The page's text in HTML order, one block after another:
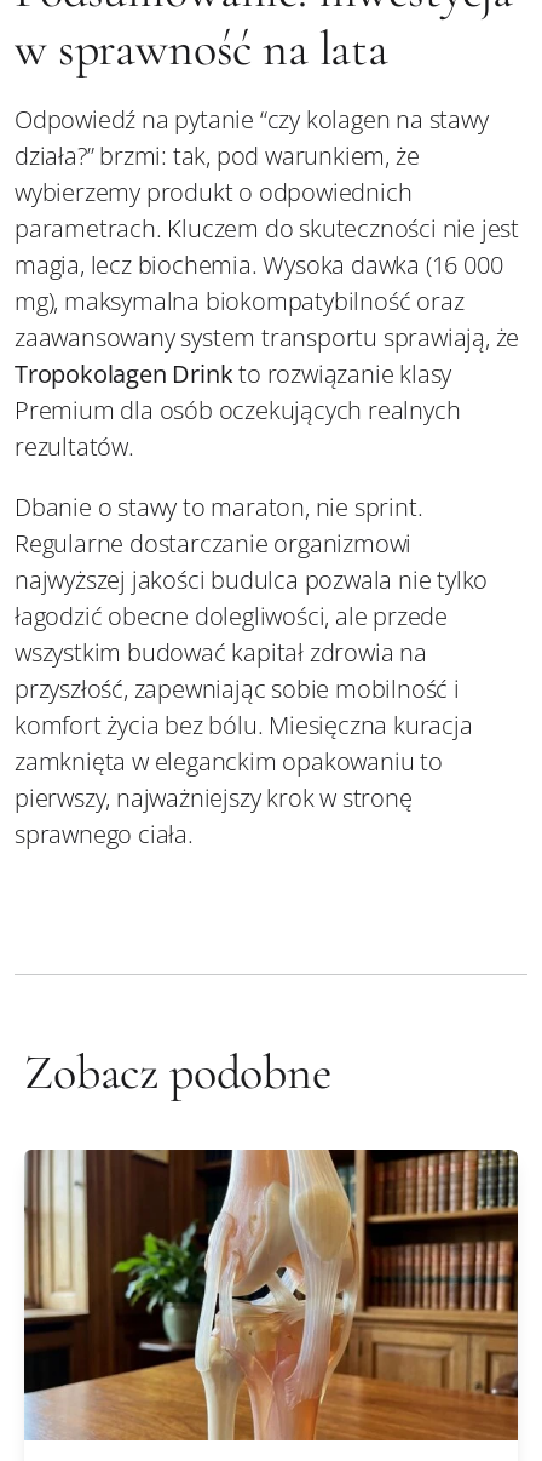
w sprawność na lata
Odpowiedź na pytanie “czy kolagen na stawy
działa?” brzmi: tak, pod warunkiem, że
wybierzemy produkt o odpowiednich
parametrach. Kluczem do skuteczności nie jest
magia, lecz biochemia. Wysoka dawka (16 000
mg), maksymalna biokompatybilność oraz
zaawansowany system transportu sprawiają, że
Tropokolagen Drinkto rozwiązanie klasy
Premium dla osób oczekujących realnych
rezultatów.
Dbanie o stawy to maraton, nie sprint.
Regularne dostarczanie organizmowi
najwyższej jakości budulca pozwala nie tylko
łagodzić obecne dolegliwości, ale przede
wszystkim budować kapitał zdrowia na
przyszłość, zapewniając sobie mobilność i
komfort życia bez bólu. Miesięczna kuracja
zamknięta w eleganckim opakowaniu to
pierwszy, najważniejszy krok w stronę
sprawnego ciała.
Zobacz podobne